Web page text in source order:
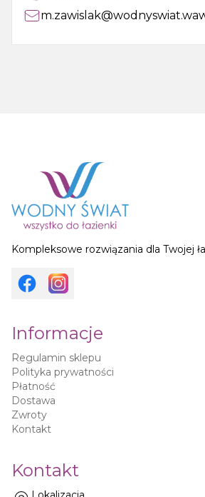
Kompleksowe rozwiązania dla Twojej
Informacje
Regulamin sklepu
Polityka prywatności
Płatność
Dostawa
Zwroty
Kontakt
Kontakt